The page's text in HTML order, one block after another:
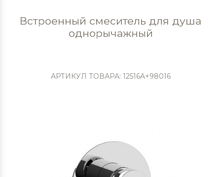
Встроенный смеситель для душа
однорычажный
АРТИКУЛ ТОВАРА: 12516A+98016